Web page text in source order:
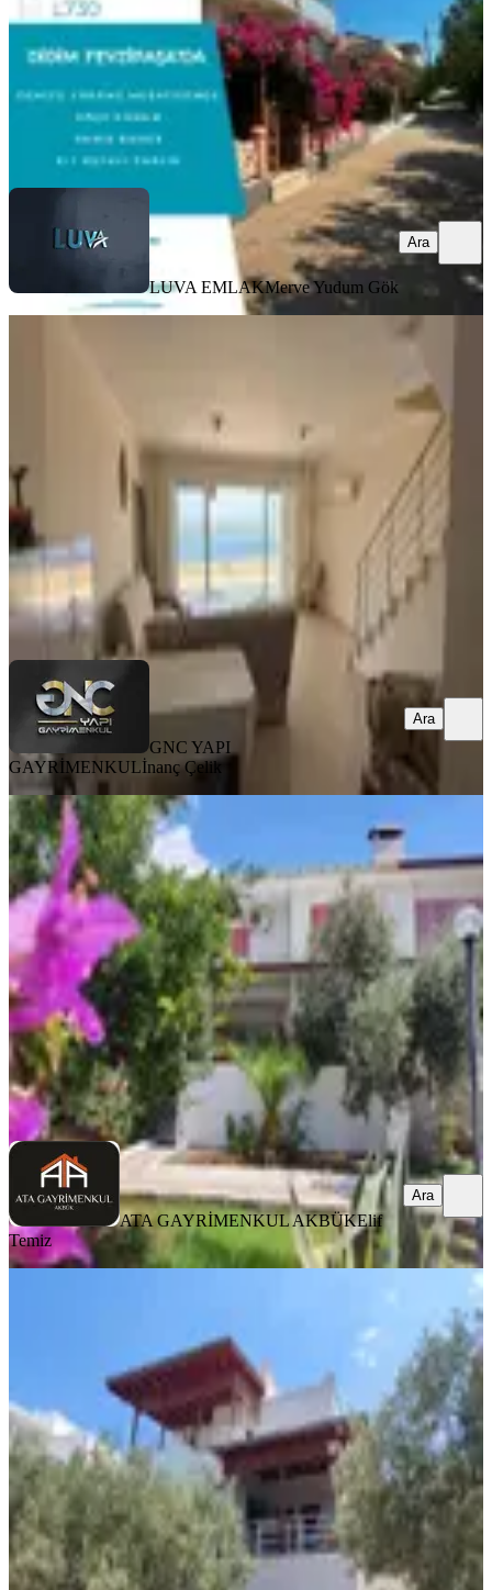
7.750.000 ₺
LUVA EMLAKMerve Yudum Gök
LUVA EMLAKMerve Yudum Gök
Ara
Didim, Akbük Mahallesi
2+1·120 m²·Bahçe katı ·
5.950.000 ₺
GNC YAPI GAYRİMENKULİnanç Çelik
Ara
GNC YAPI
GAYRİMENKULİnanç Çelik
Ara
MANZARALI
Akbük Merkezde Satılık 3+1 Bahçeli
Yazlık
Didim, Akbük Mahallesi
3+1 · 130 m²·Bahçe katı · 29.07.2026
8.650.000 ₺
ATA GAYRİMENKUL AKBÜKElif Temiz
Ara
ATA GAYRİMENKUL AKBÜKElif
Temiz
Ara
Didim, Akbük Mahallesi
3+1
150 m²·Bahçe katı 29.07.2026
11.000.000 ₺
ATA GAYRİMENKUL AKBÜKElif Temiz
Ara